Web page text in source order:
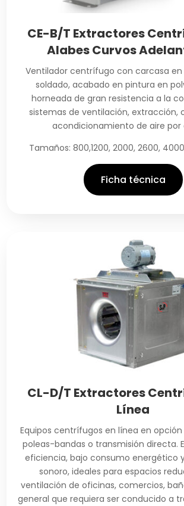
CE-B/T Extractores
Alabes Curvos
Ventilador centrífugo con carcasa
soldado, acabado en pintura en
horneada de gran resistencia a la
sistemas de ventilación, extracción,
acondicionamiento de aire por
Tamaños: 800,1200, 2000, 2600,
Ficha técnica
CL-D/T Extractores
Línea
Equipos centrífugos en línea en
poleas-bandas o transmisión directa.
eficiencia, bajo consumo energético
sonoro, ideales para espacios
ventilación de oficinas, comercios,
general que requiera ser conducido a